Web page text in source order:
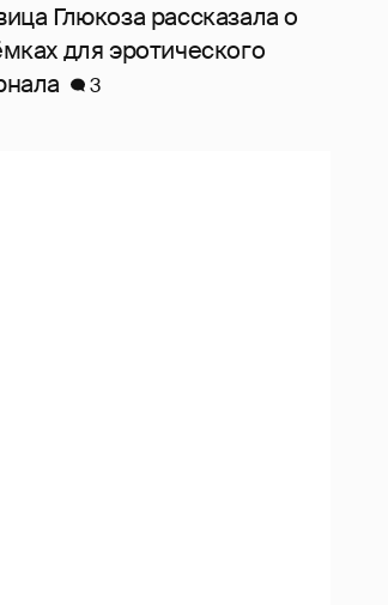
Глюкоза рассказала о
для эротического
3